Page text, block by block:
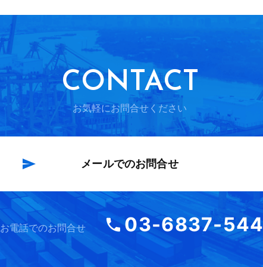
CONTACT
お気軽にお問合せください
メールでのお問合せ
お電話でのお問合せ 03-6837-